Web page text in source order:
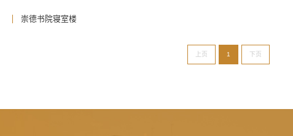
崇德书院寝室楼
上页 1 下页